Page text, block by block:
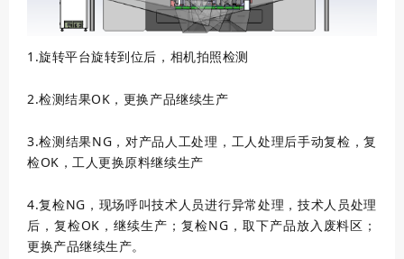
1.旋转平台旋转到位后，相机拍照检测
2.检测结果OK，更换产品继续生产
3.检测结果NG，对产品人工处理，工人处理后手动复检，复
检OK，工人更换原料继续生产
4.复检NG，现场呼叫技术人员进行异常处理，技术人员处理
后，复检OK，继续生产；复检NG，取下产品放入废料区；
更换产品继续生产。